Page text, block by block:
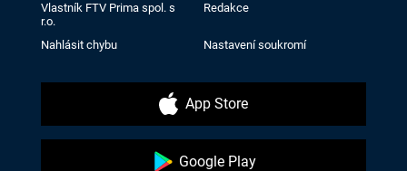
Vlastník FTV Prima spol. s
r.o.
Redakce
Nahlásit chybu Nastavení soukromí
App Store
Google Play